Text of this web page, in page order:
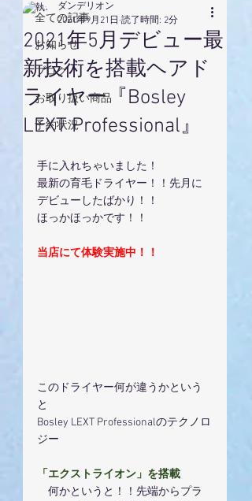
全ての記事
お知らせ
ブログ
お取り扱い商品
予約状況
2021年5月デビュー最
新技術を搭載ヘアド
ライヤー『Bosley
LEXT Professional』
ダンデリオン
2021年9月21日 読了時間: 2分
手に入れちゃいました！
最新の育毛ドライヤー！！先月に
デビューしたばかり！！
ほっかほっかです！！
当店にて体験実施中！！
このドライヤー何が違うかという
と
Bosley LEXT Professionalのテクノロ
ジー
「エクストライオン」を搭載
何かというと！！先端からプラ